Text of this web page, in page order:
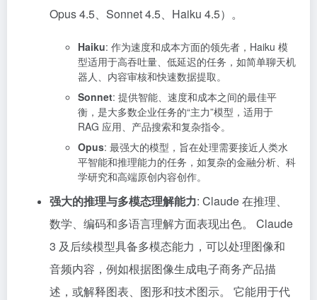
Opus 4.5、Sonnet 4.5、Haiku 4.5）。
Haiku: 作为速度和成本方面的领先者，Haiku 模
型适用于高吞吐量、低延迟的任务，如简单聊天机
器人、内容审核和快速数据提取。
Sonnet: 提供智能、速度和成本之间的最佳平
衡，是大多数企业任务的“主力”模型，适用于
RAG 应用、产品搜索和复杂指令。
Opus: 最强大的模型，旨在处理需要接近人类水
平智能和推理能力的任务，如复杂的金融分析、科
学研究和高端原创内容创作。
强大的推理与多模态理解能力: Claude 在推理、
数学、编码和多语言理解方面表现出色。 Claude
3 及后续模型具备多模态能力，可以处理图像和
音频内容，例如根据图像生成电子商务产品描
述，或解释图表、图形和技术图示。 它能用于代